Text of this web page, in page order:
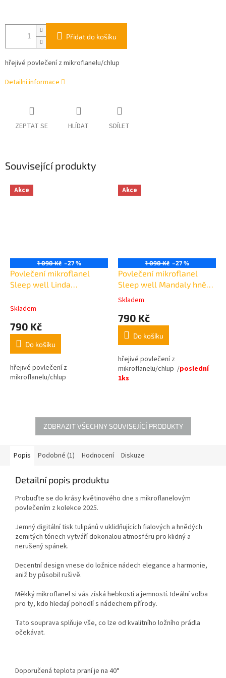
Přidat do košíku
hřejivé povlečení z mikroflanelu/chlup
Detailní informace
ZEPTAT SE HLÍDAT SDÍLET
Související produkty
Akce
1 090 Kč –27 %
Povlečení mikroflanel
Sleep well Linda
140x200cm,70x90cm
Skladem
790 Kč
Do košíku
hřejivé povlečení z
mikroflanelu/chlup
Akce
1 090 Kč –27 %
Povlečení mikroflanel
Sleep well Mandaly hnědé
140x200cm,70x90cm
Průměrné
produktu
5,0
5
hvězdiček.
Skladem
790 Kč
Do košíku
hřejivé povlečení z
mikroflanelu/chlup /poslední
1ks
ZOBRAZIT VŠECHNY SOUVISEJÍCÍ PRODUKTY
Popis Podobné (1) Hodnocení Diskuze
Detailní popis produktu
Probuďte se do krásy květinového dne s mikroflanelovým
povlečením z kolekce 2025.
Jemný digitální tisk tulipánů v uklidňujících fialových a hnědých
zemitých tónech vytváří dokonalou atmosféru pro klidný a
nerušený spánek.
Decentní design vnese do ložnice nádech elegance a harmonie,
aniž by působil rušivě.
Měkký mikroflanel si vás získá hebkostí a jemností. Ideální volba
pro ty, kdo hledají pohodlí s nádechem přírody.
Tato souprava splňuje vše, co lze od kvalitního ložního prádla
očekávat.
Doporučená teplota praní je na 40°